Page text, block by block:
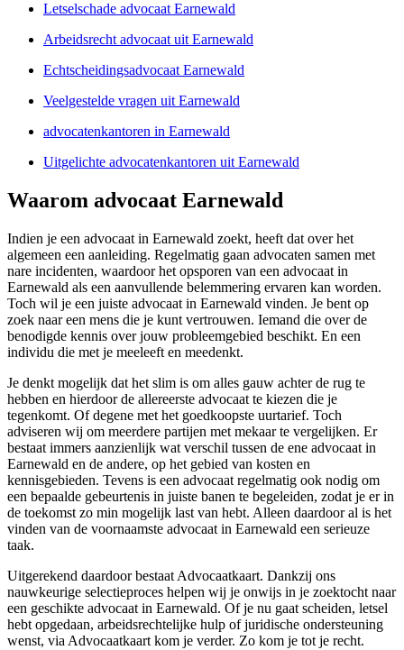
Letselschade advocaat Earnewald
Arbeidsrecht advocaat uit Earnewald
Echtscheidingsadvocaat Earnewald
Veelgestelde vragen uit Earnewald
advocatenkantoren in Earnewald
Uitgelichte advocatenkantoren uit Earnewald
Waarom advocaat Earnewald
Indien je een advocaat in Earnewald zoekt, heeft dat over het
algemeen een aanleiding. Regelmatig gaan advocaten samen met
nare incidenten, waardoor het opsporen van een advocaat in
Earnewald als een aanvullende belemmering ervaren kan worden.
Toch wil je een juiste advocaat in Earnewald vinden. Je bent op
zoek naar een mens die je kunt vertrouwen. Iemand die over de
benodigde kennis over jouw probleemgebied beschikt. En een
individu die met je meeleeft en meedenkt.
Je denkt mogelijk dat het slim is om alles gauw achter de rug te
hebben en hierdoor de allereerste advocaat te kiezen die je
tegenkomt. Of degene met het goedkoopste uurtarief. Toch
adviseren wij om meerdere partijen met mekaar te vergelijken. Er
bestaat immers aanzienlijk wat verschil tussen de ene advocaat in
Earnewald en de andere, op het gebied van kosten en
kennisgebieden. Tevens is een advocaat regelmatig ook nodig om
een bepaalde gebeurtenis in juiste banen te begeleiden, zodat je er in
de toekomst zo min mogelijk last van hebt. Alleen daardoor al is het
vinden van de voornaamste advocaat in Earnewald een serieuze
taak.
Uitgerekend daardoor bestaat Advocaatkaart. Dankzij ons
nauwkeurige selectieproces helpen wij je onwijs in je zoektocht naar
een geschikte advocaat in Earnewald. Of je nu gaat scheiden, letsel
hebt opgedaan, arbeidsrechtelijke hulp of juridische ondersteuning
wenst, via Advocaatkaart kom je verder. Zo kom je tot je recht.